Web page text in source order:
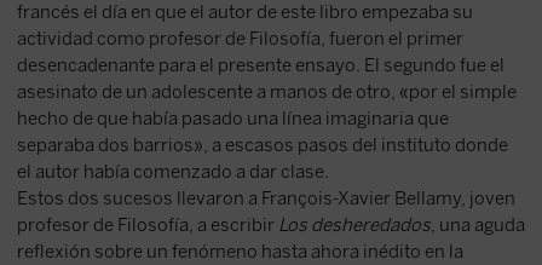
francés el día en que el autor de este libro empezaba su
actividad como profesor de Filosofía, fueron el primer
desencadenante para el presente ensayo. El segundo fue el
asesinato de un adolescente a manos de otro, «por el simple
hecho de que había pasado una línea imaginaria que
separaba dos barrios», a escasos pasos del instituto donde
el autor había comenzado a dar clase.
Estos dos sucesos llevaron a François-Xavier Bellamy, joven
profesor de Filosofía, a escribir Los desheredados, una aguda
reflexión sobre un fenómeno hasta ahora inédito en la